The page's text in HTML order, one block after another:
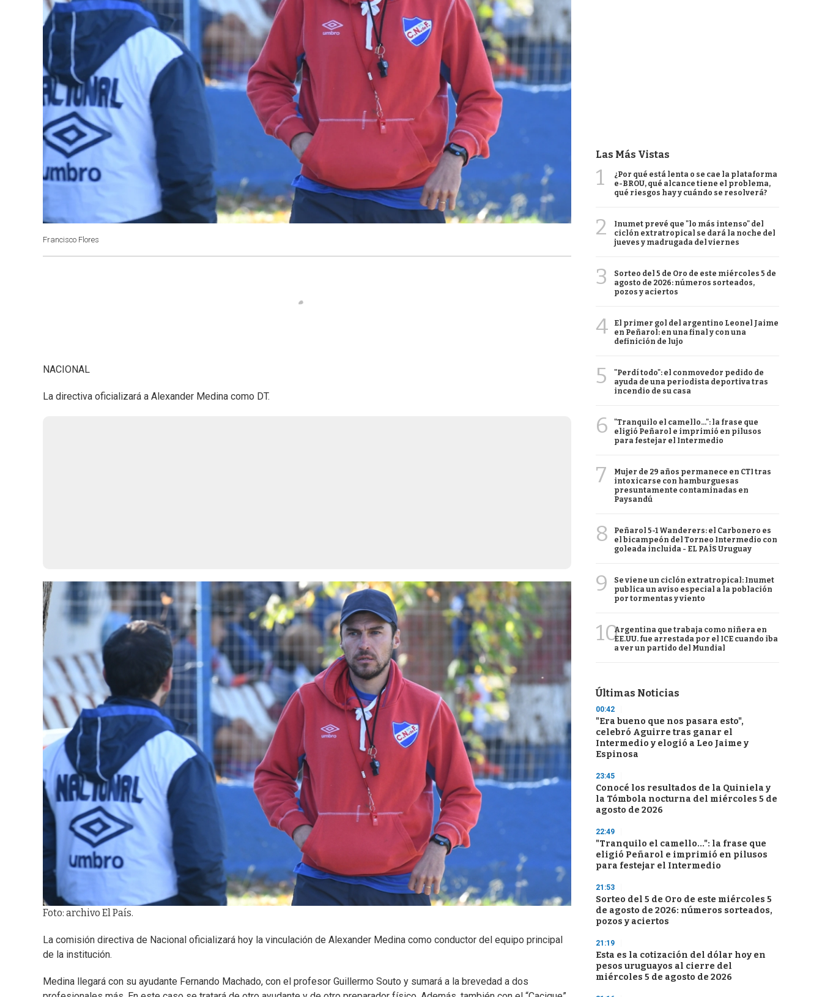
Francisco Flores
NACIONAL
La directiva oficializará a Alexander Medina como DT.
Foto: archivo El País.
La comisión directiva de Nacional oficializará hoy la vinculación de Alexander Medina como conductor del equipo principal
de la institución.
Medina llegará con su ayudante Fernando Machado, con el profesor Guillermo Souto y sumará a la brevedad a dos
Las Más Vistas
1
¿Por qué está lenta o se cae la plataforma
e-BROU, qué alcance tiene el problema,
qué riesgos hay y cuándo se resolverá?
2
Inumet prevé que "lo más intenso" del
ciclón extratropical se dará la noche del
jueves y madrugada del viernes
3
Sorteo del 5 de Oro de este miércoles 5 de
agosto de 2026: números sorteados,
pozos y aciertos
4
El primer gol del argentino Leonel Jaime
en Peñarol: en una final y con una
definición de lujo
5
"Perdí todo": el conmovedor pedido de
ayuda de una periodista deportiva tras
incendio de su casa
6
"Tranquilo el camello...": la frase que
eligió Peñarol e imprimió en pilusos
para festejar el Intermedio
7
Mujer de 29 años permanece en CTI tras
intoxicarse con hamburguesas
presuntamente contaminadas en
Paysandú
8
Peñarol 5-1 Wanderers: el Carbonero es
el bicampeón del Torneo Intermedio con
goleada incluida - EL PAÍS Uruguay
9
Se viene un ciclón extratropical: Inumet
publica un aviso especial a la población
por tormentas y viento
10Argentina que trabaja como niñera en
EE.UU. fue arrestada por el ICE cuando iba
a ver un partido del Mundial
Últimas Noticias
00:42
"Era bueno que nos pasara esto",
celebró Aguirre tras ganar el
Intermedio y elogió a Leo Jaime y
Espinosa
23:45
Conocé los resultados de la Quiniela y
la Tómbola nocturna del miércoles 5 de
agosto de 2026
22:49
"Tranquilo el camello...": la frase que
eligió Peñarol e imprimió en pilusos
para festejar el Intermedio
21:53
Sorteo del 5 de Oro de este miércoles 5
de agosto de 2026: números sorteados,
pozos y aciertos
21:19
Esta es la cotización del dólar hoy en
pesos uruguayos al cierre del
miércoles 5 de agosto de 2026